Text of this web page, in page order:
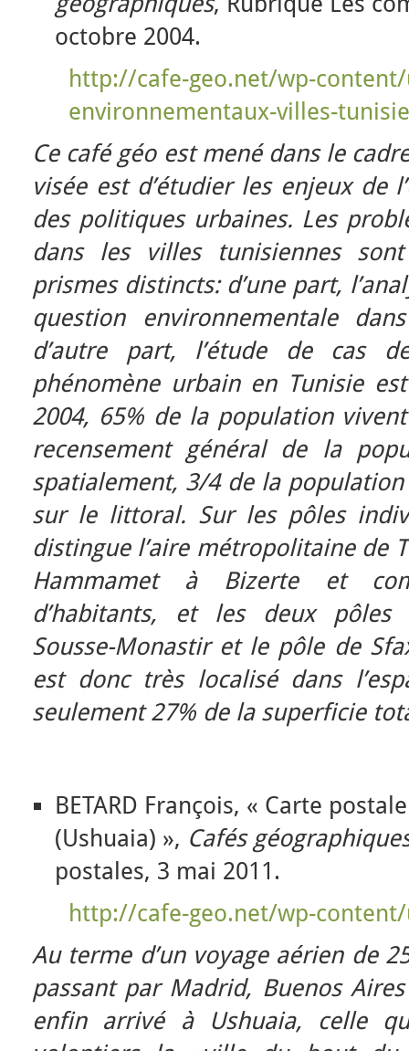
octobre 2004.
http://cafe-geo.net/wp-
environnementaux-villes-
Ce café géo est mené dans le
visée est d’étudier les enjeux de
des politiques urbaines. Les
dans les villes tunisiennes
prismes distincts: d’une part,
question environnementale
d’autre part, l’étude de cas
phénomène urbain en Tunisie
2004, 65% de la population
recensement général de la
spatialement, 3/4 de la
sur le littoral. Sur les pôles
distingue l’aire métropolitaine de
Hammamet à Bizerte et
d’habitants, et les deux pôles
Sousse-Monastir et le pôle de
est donc très localisé dans
seulement 27% de la superficie
BETARD François, « Carte
(Ushuaia) », Cafés
postales, 3 mai 2011.
http://cafe-geo.net/wp-
Au terme d’un voyage aérien de
passant par Madrid, Buenos
enfin arrivé à Ushuaia, celle